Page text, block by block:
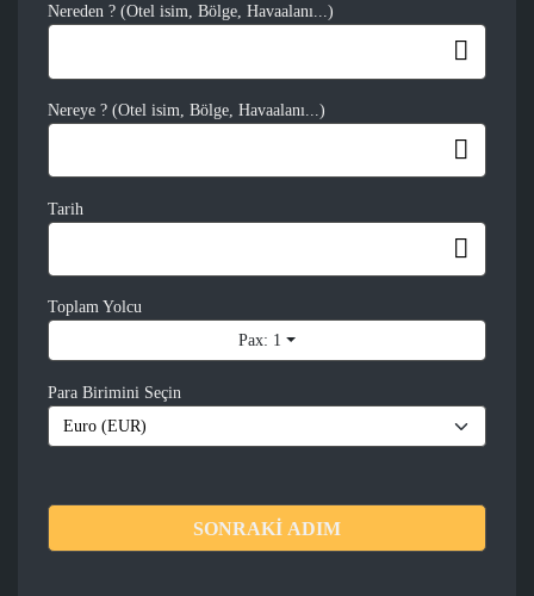
Nereden ? (Otel isim, Bölge, Havaalanı...)
Nereye ? (Otel isim, Bölge, Havaalanı...)
Tarih
Toplam Yolcu
Pax: 1
Para Birimini Seçin
SONRAKİ ADIM